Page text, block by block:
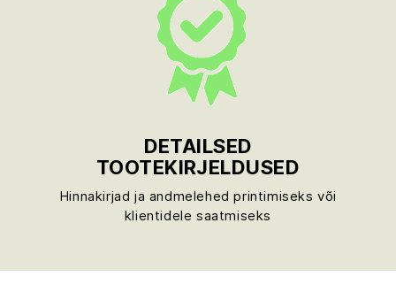
DETAILSED
TOOTEKIRJELDUSED
Hinnakirjad ja andmelehed printimiseks või
klientidele saatmiseks